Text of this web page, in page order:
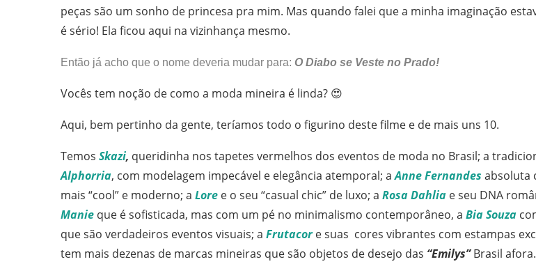
peças são um sonho de princesa pra mim. Mas quando falei que a minha imaginação
é sério! Ela ficou aqui na vizinhança mesmo.
Então já acho que o nome deveria mudar para: O Diabo se Veste no Prado!
Vocês tem noção de como a moda mineira é linda? 😍
Aqui, bem pertinho da gente, teríamos todo o figurino deste filme e de mais uns 10.
Temos Skazi, queridinha nos tapetes vermelhos dos eventos de moda no Brasil; a
Alphorria, com modelagem impecável e elegância atemporal; aAnne Fernandes absoluta
mais “cool” e moderno; a Lore e o seu “casual chic” de luxo; a Rosa Dahlia e seu DNA
Manie que é sofisticada, mas com um pé no minimalismo contemporâneo, a Bia Souza
que são verdadeiros eventos visuais; a Frutacore suas cores vibrantes com estampas
tem mais dezenas de marcas mineiras que são objetos de desejo das “Emilys”Brasil